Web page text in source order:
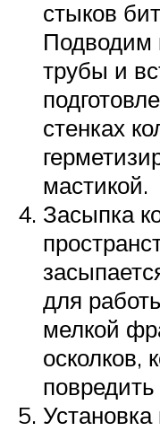
стыков
Подводим
трубы и
стенках
мастикой.
Засыпка
для
мелкой
осколков,
повредить